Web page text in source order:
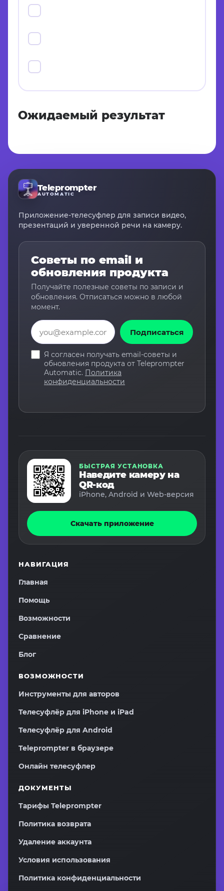
Ожидаемый результат
Teleprompter
AUTOMATIC
Приложение-телесуфлер для записи видео,
презентаций и уверенной речи на камеру.
Советы по email и
обновления продукта
Получайте полезные советы по записи и
обновления. Отписаться можно в любой
момент.
Email
Подписаться
Я согласен получать email-советы и
обновления продукта от Teleprompter
Automatic. Политика
конфиденциальности
БЫСТРАЯ УСТАНОВКА
Наведите камеру на
QR-код
iPhone, Android и Web-версия
Скачать приложение
НАВИГАЦИЯ
Главная
Помощь
Возможности
Сравнение
Блог
ВОЗМОЖНОСТИ
Инструменты для авторов
Телесуфлёр для iPhone и iPad
Телесуфлёр для Android
Teleprompter в браузере
Онлайн телесуфлер
ДОКУМЕНТЫ
Тарифы Teleprompter
Политика возврата
Удаление аккаунта
Условия использования
Политика конфиденциальности